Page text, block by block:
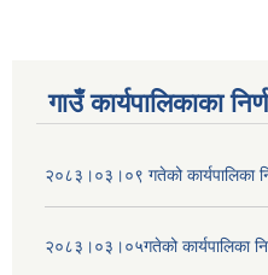
गाउँ कार्यपालिकाका
२०८३।०३।०९ गतेको कार्यपालिका
२०८३।०३।०५गतेको कार्यपालिका